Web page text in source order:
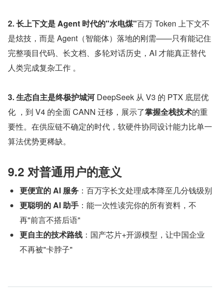
2. 长上下文是 Agent 时代的"水电煤"百万 Token 上下文不
是炫技，而是 Agent（智能体）落地的刚需——只有能记住
完整项目代码、长文档、多轮对话历史，AI 才能真正替代
人类完成复杂工作 。
3. 生态自主是终极护城河 DeepSeek 从 V3 的 PTX 底层优
化 ，到 V4 的全面 CANN 迁移，展示了掌握全栈技术的重
要性。在供应链不确定的时代，软硬件协同设计能力比单一
算法优势更稀缺。
9.2 对普通用户的意义
更便宜的 AI 服务 ：百万字长文处理成本降至几分钱级别
更聪明的 AI 助手 ：能一次性读完你的所有资料，不
再"前言不搭后语"
更自主的技术路线 ：国产芯片+开源模型，让中国企业
不再被"卡脖子"